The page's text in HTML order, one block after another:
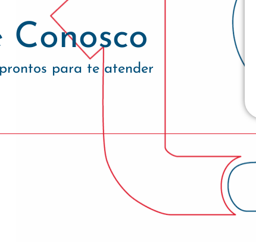
Conosco
para te atender